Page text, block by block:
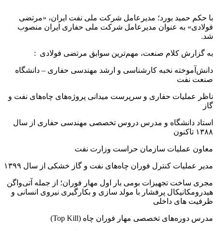
با حکم حمید بورد؛ مدیرعامل شرکت ملی نفت ایران، «مرتضی
فولادی» به عنوان مدیرعامل شرکت ملی حفاری ایران منصوب
شد.
به گزارش کلام صنعت، مهم‌ترین سوابق مرتضی فولادی :
دانش‌آموخته نخبه کارشناسی و ارشد مهندسی حفاری – دانشگاه
صنعت نفت
ناظر عملیات حفاری و سرپرست میدانی پروژه‌های چاه‌های نفت و
گاز
استاد دانشگاه و مدرس دروس تخصصی مهندسی حفاری از سال
۱۳۸۸ تاکنون
معاون عملیات سازمان حراست وزارت نفت
مدیر عملیات کنترل فوران چاه‌های نفت و گاز خشکی از سال ۱۳۹۹
مجری ساخت تجهیزات بومی بار اول مهار فوران؛ از جمله آتی‌واگن
هیدرومکانیکال پرفشار با مولد سازی و بکارگیری نیروی انسانی و
ظرفیت های داخلی
مدرس دوره‌های تخصصی مهار فوران چاه (Top Kill)